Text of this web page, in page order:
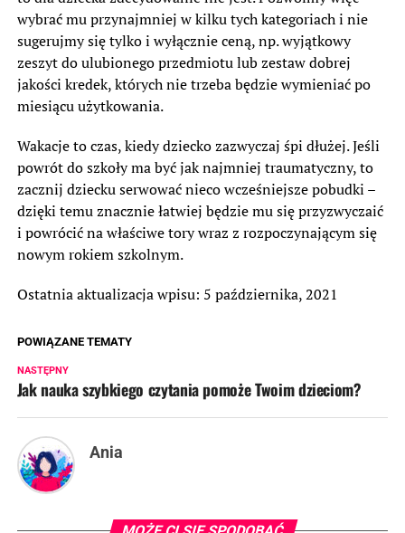
wybrać mu przynajmniej w kilku tych kategoriach i nie
sugerujmy się tylko i wyłącznie ceną, np. wyjątkowy
zeszyt do ulubionego przedmiotu lub zestaw dobrej
jakości kredek, których nie trzeba będzie wymieniać po
miesiącu użytkowania.
Wakacje to czas, kiedy dziecko zazwyczaj śpi dłużej. Jeśli
powrót do szkoły ma być jak najmniej traumatyczny, to
zacznij dziecku serwować nieco wcześniejsze pobudki –
dzięki temu znacznie łatwiej będzie mu się przyzwyczaić
i powrócić na właściwe tory wraz z rozpoczynającym się
nowym rokiem szkolnym.
Ostatnia aktualizacja wpisu: 5 października, 2021
POWIĄZANE TEMATY
NASTĘPNY
Jak nauka szybkiego czytania pomoże Twoim dzieciom?
Ania